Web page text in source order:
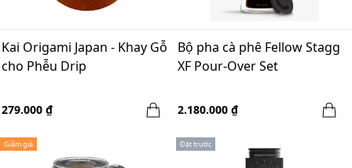
Kai Origami Japan - Khay Gỗ
cho Phễu Drip
279.000 ₫
Bộ pha cà phê Fellow Stagg
XF Pour-Over Set
2.180.000 ₫
Giảm giá Đặt trước